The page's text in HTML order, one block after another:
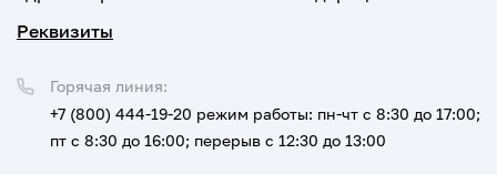
Реквизиты
Горячая линия:
+7 (800) 444-19-20 режим работы: пн-чт с 8:30 до 17:00;
пт с 8:30 до 16:00; перерыв с 12:30 до 13:00